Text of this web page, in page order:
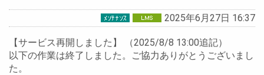
ス
2025年6月27日 16:37
【サービス再開しました】 （2025/8/8 13:00追記）
以下の作業は終了しました。ご協力ありがとうございまし
た。